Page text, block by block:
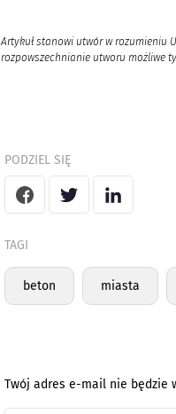
Artykuł stanowi utwór w rozumieniu
rozpowszechnianie utworu możliwe
PODZIEL SIĘ
TAGI
beton miasta
Twój adres e-mail nie będzie